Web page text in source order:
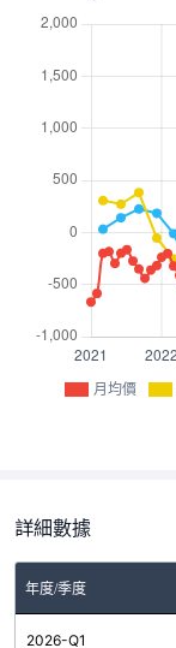
月均價
詳細數據
年度/季度
2026-Q1